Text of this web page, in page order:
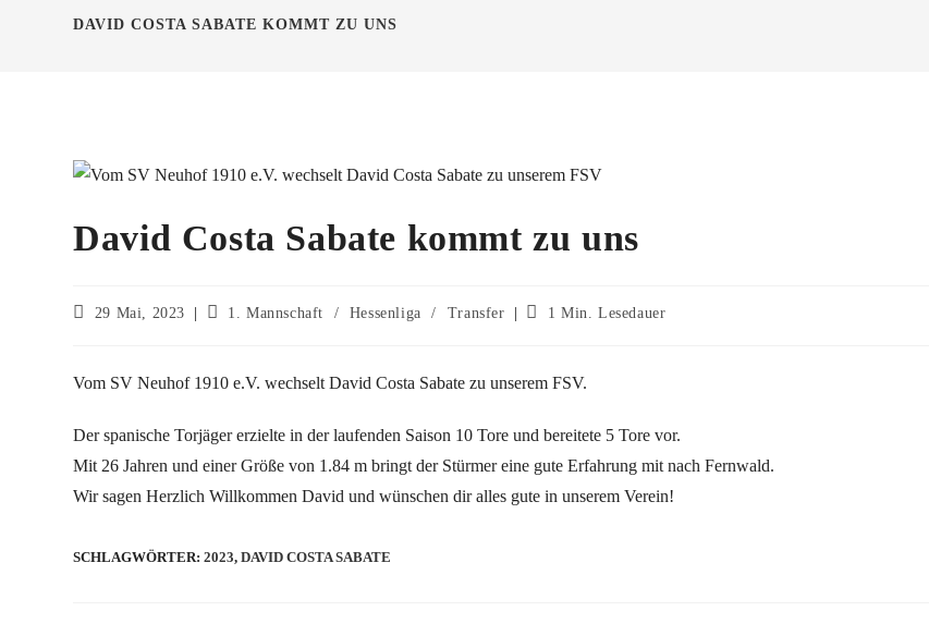
DAVID COSTA SABATE KOMMT ZU UNS
David Costa Sabate kommt zu uns
29 Mai, 2023 1. Mannschaft / Hessenliga / Transfer 1 Min. Lesedauer
Vom SV Neuhof 1910 e.V. wechselt David Costa Sabate zu unserem FSV.
Der spanische Torjäger erzielte in der laufenden Saison 10 Tore und bereitete 5 Tore vor.
Mit 26 Jahren und einer Größe von 1.84 m bringt der Stürmer eine gute Erfahrung mit nach Fernwald.
Wir sagen Herzlich Willkommen David und wünschen dir alles gute in unserem Verein!
SCHLAGWÖRTER:2023, DAVID COSTA SABATE